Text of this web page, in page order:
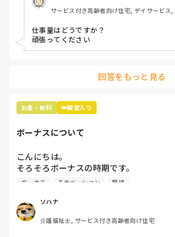
の夏のボーナスまでわかりません。
夏冬とでるそうです。
16年介護の仕事してきて、やっと20万超
物価高だから、もうちょっと給料あげて
ちなみに施設形態は看護小規模多機能型
サービス付き高齢者向け住宅, デイサービス
仕事量はどうですか？
頑張ってください
回答をもっと見る
お金・給料 👑殿堂入り
ボーナスについて
こんにちは。
そろそろボーナスの時期です。
ボーナスが無い所で働いているのですが
無いところは少ないのでしょうか？
ボーナス モチベーション 職場
ソハナ
介護福祉士, サービス付き高齢者向け住宅